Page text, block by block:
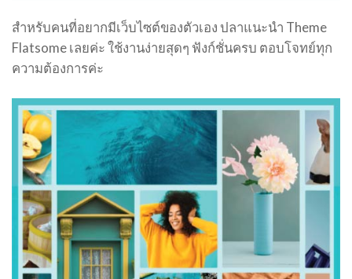
สำหรับคนที่อยากมีเว็บไซต์ของตัวเอง ปลาแนะนำ Theme
Flatsome เลยค่ะ ใช้งานง่ายสุดๆ ฟังก์ชั่นครบ ตอบโจทย์ทุก
ความต้องการค่ะ